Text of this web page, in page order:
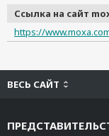
Ссылка на сайт
https://
ВЕСЬ САЙТ